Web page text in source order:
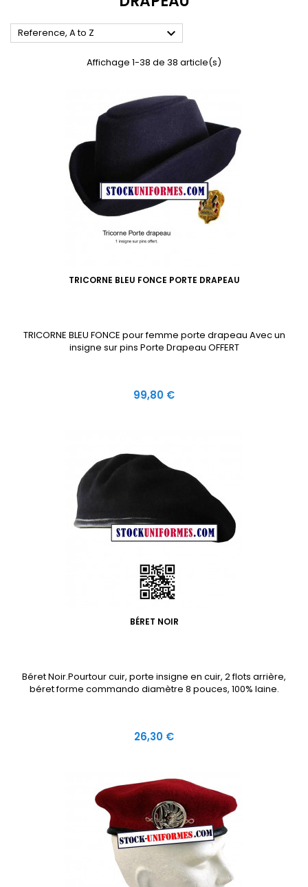
Reference, A to Z 
Affichage 1-38 de 38 article(s)
TRICORNE BLEU FONCE PORTE DRAPEAU
TRICORNE BLEU FONCE pour femme porte drapeau Avec un
insigne sur pins Porte Drapeau OFFERT
Prix
99,80 €
BÉRET NOIR
Béret Noir.Pourtour cuir, porte insigne en cuir, 2 flots arrière,
béret forme commando diamètre 8 pouces, 100% laine.
Prix
26,30 €